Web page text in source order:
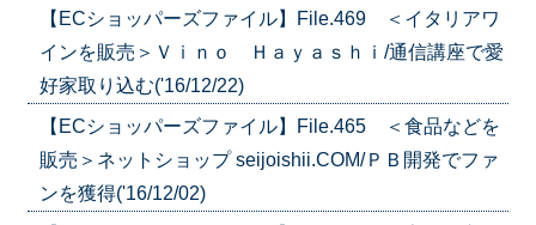
【ECショッパーズファイル】File.469 ＜イタリアワ
インを販売＞Ｖｉｎｏ Ｈａｙａｓｈｉ/通信講座で愛
好家取り込む('16/12/22)
【ECショッパーズファイル】File.465 ＜食品などを
販売＞ネットショップ seijoishii.COM/ＰＢ開発でファ
ンを獲得('16/12/02)